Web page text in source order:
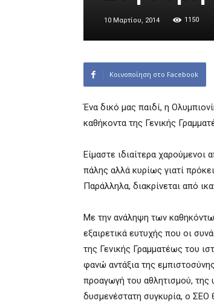
10 Μαρτίου, 2014 1150
Κοινοποίηση στο Facebook
Ένα δικό μας παιδί, η
καθήκοντα της Γενικής
Είμαστε ιδιαίτερα χαρούμενοι
πάλης αλλά κυρίως γιατί
Παράλληλα, διακρίνεται από
Με την ανάληψη των
εξαιρετικά ευτυχής που οι
της Γενικής Γραμματέως του
φανώ αντάξια της
προαγωγή του αθλητισμού, της
δυσμενέστατη συγκυρία, ο ΣΕΟ